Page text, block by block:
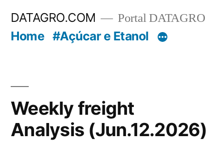
DATAGRO.COM Portal DATAGRO
Home #Açúcar e Etanol
Weekly freight
Analysis (Jun.12.2026)